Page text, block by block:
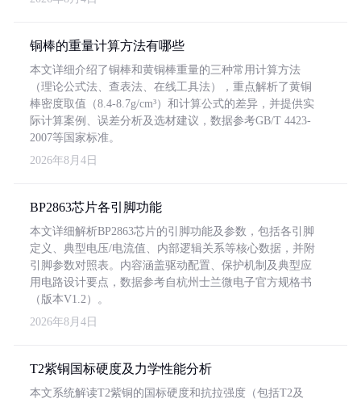
铜棒的重量计算方法有哪些
本文详细介绍了铜棒和黄铜棒重量的三种常用计算方法
（理论公式法、查表法、在线工具法），重点解析了黄铜
棒密度取值（8.4-8.7g/cm³）和计算公式的差异，并提供实
际计算案例、误差分析及选材建议，数据参考GB/T 4423-
2007等国家标准。
2026年8月4日
BP2863芯片各引脚功能
本文详细解析BP2863芯片的引脚功能及参数，包括各引脚
定义、典型电压/电流值、内部逻辑关系等核心数据，并附
引脚参数对照表。内容涵盖驱动配置、保护机制及典型应
用电路设计要点，数据参考自杭州士兰微电子官方规格书
（版本V1.2）。
2026年8月4日
T2紫铜国标硬度及力学性能分析
本文系统解读T2紫铜的国标硬度和抗拉强度（包括T2及